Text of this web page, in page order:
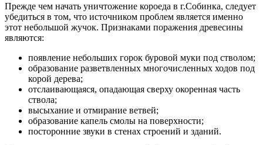
Прежде чем начать уничтожение короеда в г.Собинка, следует
убедиться в том, что источником проблем является именно
этот небольшой жучок. Признаками поражения древесины
являются:
появление небольших горок буровой муки под стволом;
образование разветвленных многочисленных ходов под
корой дерева;
отслаивающаяся, опадающая сверху окоренная часть
ствола;
высыхание и отмирание ветвей;
образование капель смолы на поверхности;
посторонние звуки в стенах строений и зданий.